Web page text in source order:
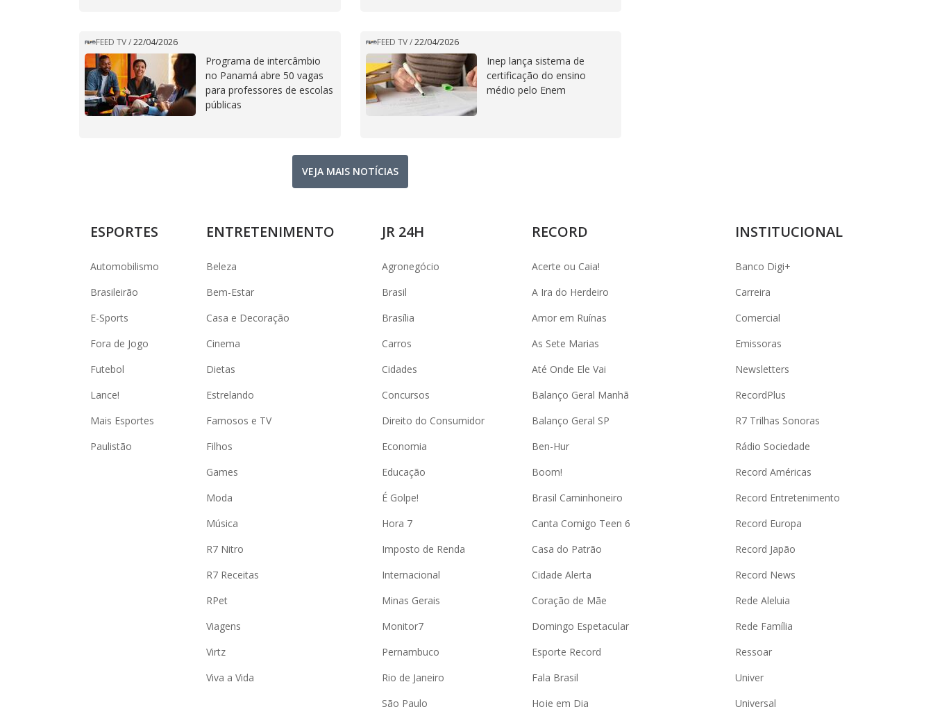
FEED TV/22/04/2026
Programa de intercâmbio
no Panamá abre 50 vagas
para professores de escolas
públicas
FEED TV / 22/04/2026
Inep lança sistema de
certificação do ensino
médio pelo Enem
VEJA MAIS NOTÍCIAS
ESPORTES
Automobilismo
Brasileirão
E-Sports
Fora de Jogo
Futebol
Lance!
Mais Esportes
Paulistão
ENTRETENIMENTO
Beleza
Bem-Estar
Casa e Decoração
Cinema
Dietas
Estrelando
Famosos e TV
Filhos
Games
Moda
Música
R7 Nitro
R7 Receitas
RPet
Viagens
Virtz
Viva a Vida
JR 24H
Agronegócio
Brasil
Brasília
Carros
Cidades
Concursos
Direito do Consumidor
Economia
Educação
É Golpe!
Hora 7
Imposto de Renda
Internacional
Minas Gerais
Monitor7
Pernambuco
Rio de Janeiro
São Paulo
RECORD
Acerte ou Caia!
A Ira do Herdeiro
Amor em Ruínas
As Sete Marias
Até Onde Ele Vai
Balanço Geral Manhã
Balanço Geral SP
Ben-Hur
Boom!
Brasil Caminhoneiro
Canta Comigo Teen 6
Casa do Patrão
Cidade Alerta
Coração de Mãe
Domingo Espetacular
Esporte Record
Fala Brasil
Hoje em Dia
INSTITUCIONAL
Banco Digi+
Carreira
Comercial
Emissoras
Newsletters
RecordPlus
R7 Trilhas Sonoras
Rádio Sociedade
Record Américas
Record Entretenimento
Record Europa
Record Japão
Record News
Rede Aleluia
Rede Família
Ressoar
Univer
Universal